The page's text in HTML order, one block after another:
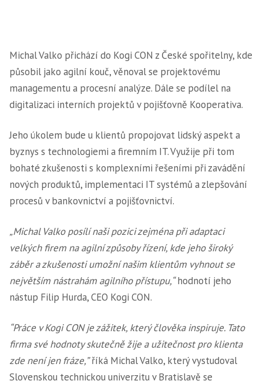
Michal Valko přichází do Kogi CON z České spořitelny, kde
působil jako agilní kouč, věnoval se projektovému
managementu a procesní analýze. Dále se podílel na
digitalizaci interních projektů v pojišťovně Kooperativa.
Jeho úkolem bude u klientů propojovat lidský aspekt a
byznys s technologiemi a firemním IT. Využije při tom
bohaté zkušenosti s komplexními řešeními při zavádění
nových produktů, implementaci IT systémů a zlepšování
procesů v bankovnictví a pojišťovnictví.
„Michal Valko posílí naši pozici zejména při adaptaci
velkých firem na agilní způsoby řízení, kde jeho široký
záběr a zkušenosti umožní našim klientům vyhnout se
největším nástrahám agilního přístupu,“hodnotí jeho
nástup Filip Hurda, CEO Kogi CON.
“Práce v Kogi CON je zážitek, který člověka inspiruje. Tato
firma své hodnoty skutečně žije a užitečnost pro klienta
zde není jen fráze,”říká Michal Valko, který vystudoval
Slovenskou technickou univerzitu v Bratislavě se